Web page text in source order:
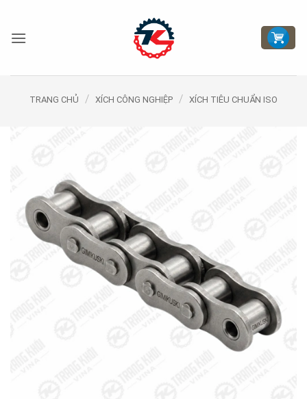
nội
TRANG CHỦ / XÍCH CÔNG NGHIỆP / XÍCH TIÊU CHUẨN ISO